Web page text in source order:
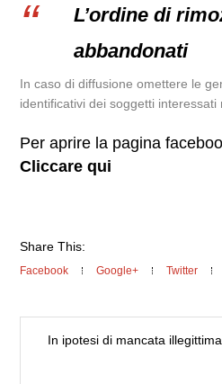
L’ordine di
abbandonati
In caso di diffusione omettere le
identificativi dei soggetti interessati
Per aprire la pagina
Cliccare qui
Share This:
Facebook Google+ Twitter
In ipotesi di mancata